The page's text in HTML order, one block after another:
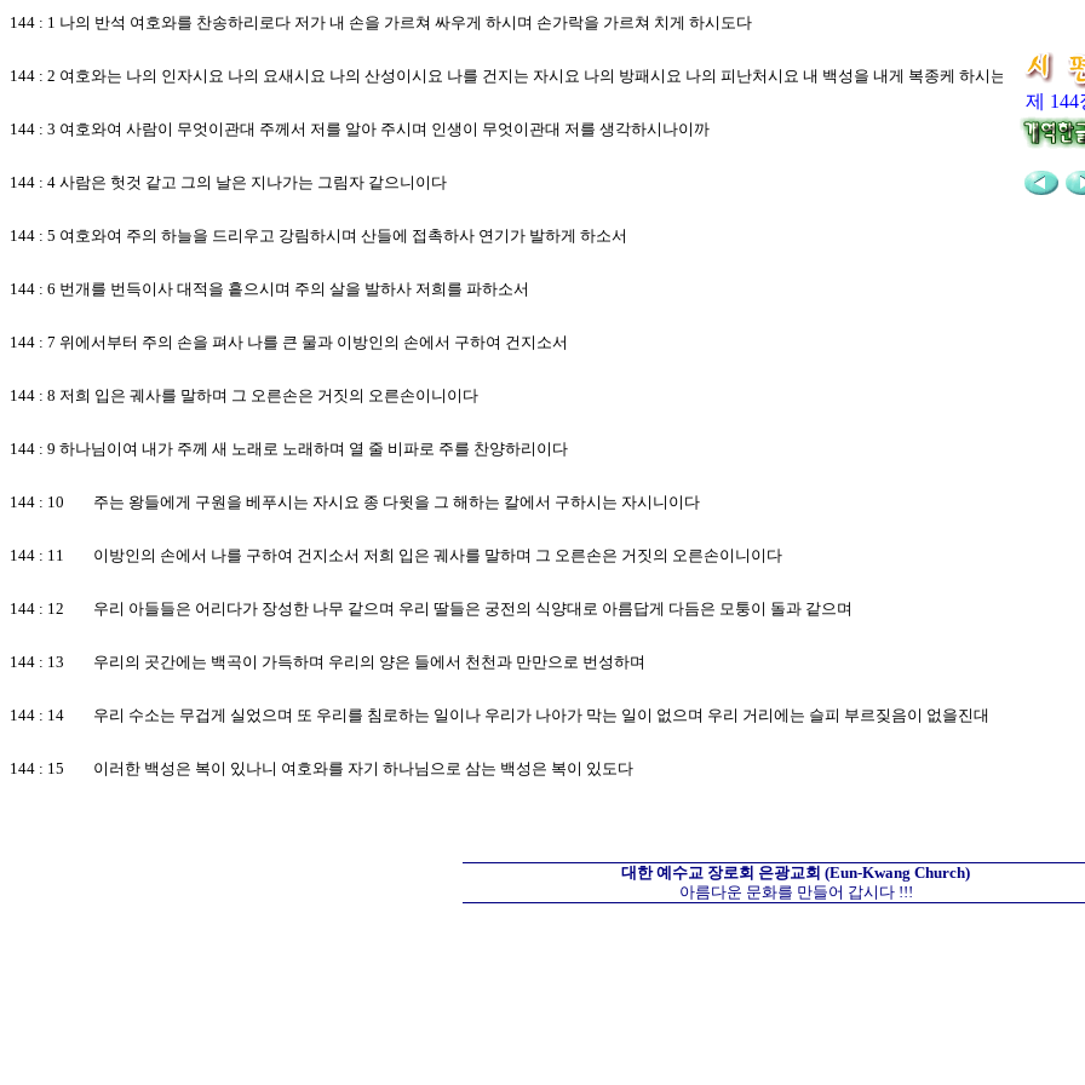
제 144
144 : 1 나의 반석 여호와를 찬송하리로다 저가 내 손을 가르쳐 싸우게 하시며 손가락을 가르쳐 치게 하시도다
144 : 2 여호와는 나의 인자시요 나의 요새시요 나의 산성이시요 나를 건지는 자시요 나의 방패시요 나의 피난처시요 내 백성을 내게 복종케 하시는 자시로다
144 : 3 여호와여 사람이 무엇이관대 주께서 저를 알아 주시며 인생이 무엇이관대 저를 생각하시나이까
144 : 4 사람은 헛것 같고 그의 날은 지나가는 그림자 같으니이다
144 : 5 여호와여 주의 하늘을 드리우고 강림하시며 산들에 접촉하사 연기가 발하게 하소서
144 : 6 번개를 번득이사 대적을 흩으시며 주의 살을 발하사 저희를 파하소서
144 : 7 위에서부터 주의 손을 펴사 나를 큰 물과 이방인의 손에서 구하여 건지소서
144 : 8 저희 입은 궤사를 말하며 그 오른손은 거짓의 오른손이니이다
144 : 9 하나님이여 내가 주께 새 노래로 노래하며 열 줄 비파로 주를 찬양하리이다
144 : 10 주는 왕들에게 구원을 베푸시는 자시요 종 다윗을 그 해하는 칼에서 구하시는 자시니이다
144 : 11 이방인의 손에서 나를 구하여 건지소서 저희 입은 궤사를 말하며 그 오른손은 거짓의 오른손이니이다
144 : 12 우리 아들들은 어리다가 장성한 나무 같으며 우리 딸들은 궁전의 식양대로 아름답게 다듬은 모퉁이 돌과 같으며
144 : 13 우리의 곳간에는 백곡이 가득하며 우리의 양은 들에서 천천과 만만으로 번성하며
144 : 14 우리 수소는 무겁게 실었으며 또 우리를 침로하는 일이나 우리가 나아가 막는 일이 없으며 우리 거리에는 슬피 부르짖음이 없을진대
144 : 15 이러한 백성은 복이 있나니 여호와를 자기 하나님으로 삼는 백성은 복이 있도다
대한 예수교 장로회 은광교회 (Eun-Kwang Church)
아름다운 문화를 만들어 갑시다 !!!